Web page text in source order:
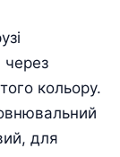
через
кольору.
для